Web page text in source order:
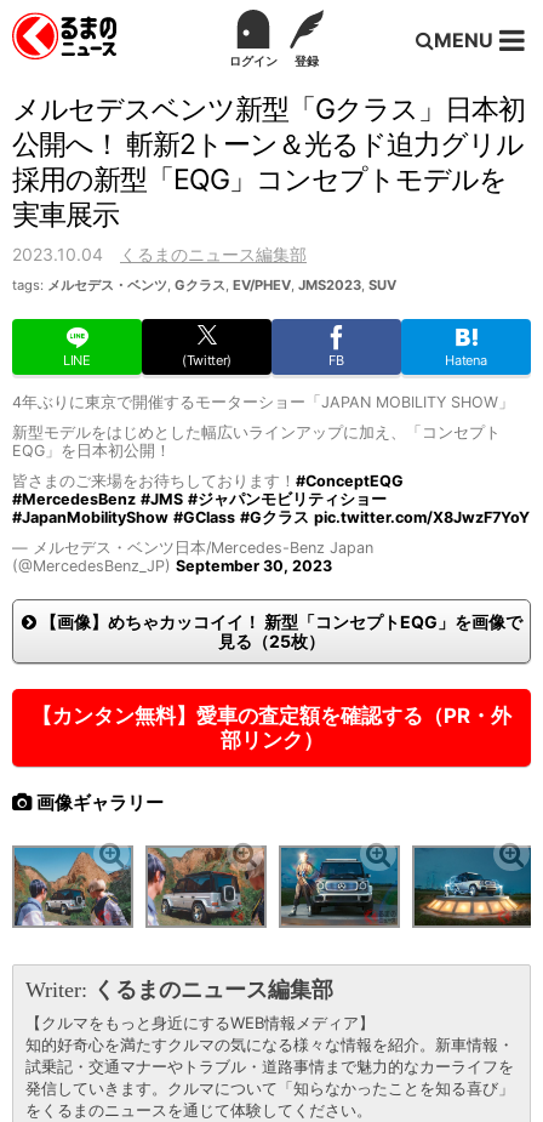
ログイン 登録
MENU
メルセデスベンツ新型「Gクラス」日本初
公開へ！ 斬新2トーン＆光るド迫力グリル
採用の新型「EQG」コンセプトモデルを
実車展示
2023.10.04 くるまのニュース編集部
tags: メルセデス・ベンツ, Gクラス, EV/PHEV, JMS2023, SUV
LINE (Twitter) FB Hatena
4年ぶりに東京で開催するモーターショー「JAPAN MOBILITY SHOW」
新型モデルをはじめとした幅広いラインアップに加え、「コンセプト
EQG」を日本初公開！
皆さまのご来場をお待ちしております！ #ConceptEQG
#MercedesBenz #JMS #ジャパンモビリティショー
#JapanMobilityShow #GClass #Gクラス pic.twitter.com/X8JwzF7YoY
— メルセデス・ベンツ日本/Mercedes-Benz Japan
(@MercedesBenz_JP) September 30, 2023
【画像】めちゃカッコイイ！ 新型「コンセプトEQG」を画像で
見る（25枚）
【カンタン無料】愛車の査定額を確認する（PR・外
部リンク）
画像ギャラリー
Writer: くるまのニュース編集部
【クルマをもっと身近にするWEB情報メディア】
知的好奇心を満たすクルマの気になる様々な情報を紹介。新車情報・
試乗記・交通マナーやトラブル・道路事情まで魅力的なカーライフを
発信していきます。クルマについて「知らなかったことを知る喜び」
をくるまのニュースを通じて体験してください。